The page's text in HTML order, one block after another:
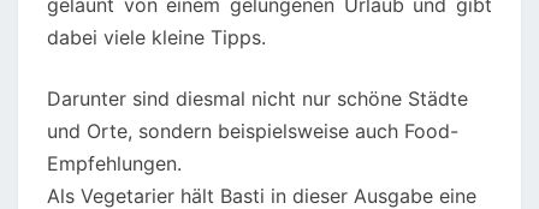
gelaunt von einem gelungenen Urlaub und gibt
dabei viele kleine Tipps.
Darunter sind diesmal nicht nur schöne Städte
und Orte, sondern beispielsweise auch Food-
Empfehlungen.
Als Vegetarier hält Basti in dieser Ausgabe eine